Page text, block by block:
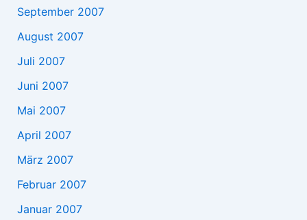
September 2007
August 2007
Juli 2007
Juni 2007
Mai 2007
April 2007
März 2007
Februar 2007
Januar 2007